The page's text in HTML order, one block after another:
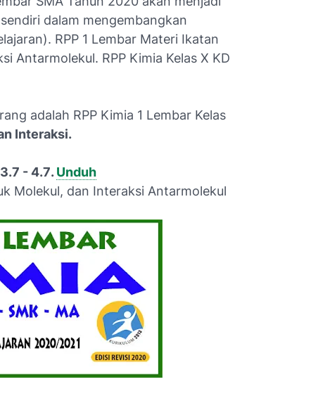
dalam mengembangkan
RPP 1 Lembar Materi Ikatan
Antarmolekul. RPP Kimia Kelas X KD
adalah RPP Kimia 1 Lembar Kelas
Interaksi.
- 4.7.Unduh
Molekul, dan Interaksi Antarmolekul